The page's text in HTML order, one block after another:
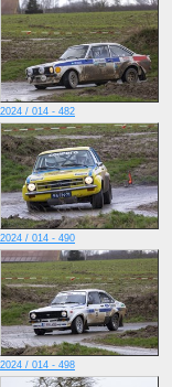
2024 / 014 - 482
2024 / 014 - 490
2024 / 014 - 498